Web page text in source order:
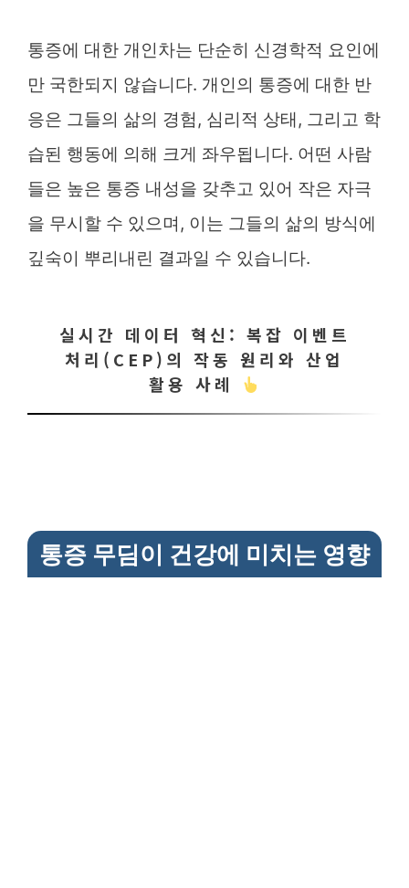
통증에 대한 개인차는 단순히 신경학적 요인에
만 국한되지 않습니다. 개인의 통증에 대한 반
응은 그들의 삶의 경험, 심리적 상태, 그리고 학
습된 행동에 의해 크게 좌우됩니다. 어떤 사람
들은 높은 통증 내성을 갖추고 있어 작은 자극
을 무시할 수 있으며, 이는 그들의 삶의 방식에
깊숙이 뿌리내린 결과일 수 있습니다.
실시간 데이터 혁신: 복잡 이벤트
처리(CEP)의 작동 원리와 산업
활용 사례
통증 무딤이 건강에 미치는 영향